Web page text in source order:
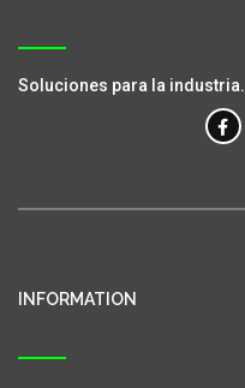
Soluciones para la industria.
INFORMATION